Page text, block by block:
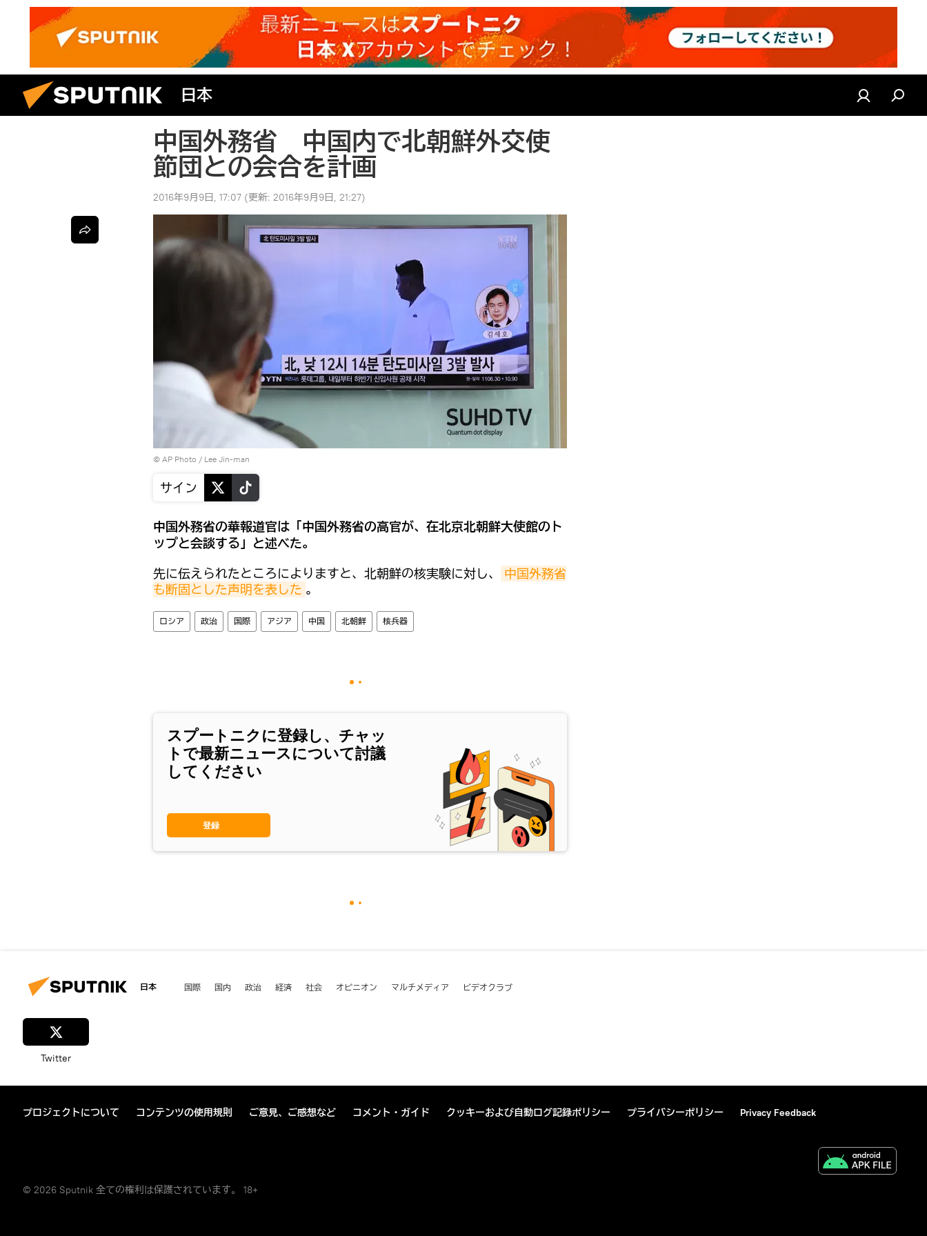
日本
中国外務省 中国内で北朝鮮外交使
節団との会合を計画
2016年9月9日, 17:07 (更新: 2016年9月9日, 21:27)
© AP Photo / Lee Jin-man
サイン
中国外務省の華報道官は「中国外務省の高官が、在北京北朝鮮大使館のト
ップと会談する」と述べた。
先に伝えられたところによりますと、北朝鮮の核実験に対し、
中国外務省
も断固とした声明を表した 。
ロシア 政治 国際 アジア 中国 北朝鮮 核兵器
スプートニクに登録し、チャッ
トで最新ニュースについて討議
してください
登録
日本 国際 国内 政治 経済 社会 オピニオン マルチメディア ビデオクラブ
Twitter
プロジェクトについて コンテンツの使用規則 ご意見、ご感想など コメント・ガイド クッキーおよび自動ログ記録ポリシー プライバシーポリシー Privacy Feedback
© 2026 Sputnik 全ての権利は保護されています。 18+